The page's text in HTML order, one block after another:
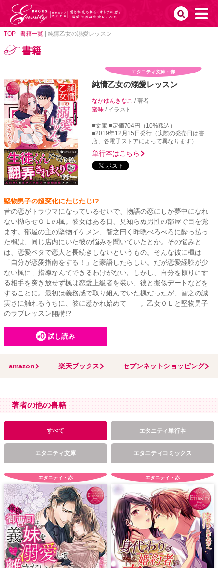
TOP 書籍一覧 純情乙女の溺愛レッスン
書籍
エタニティ文庫・赤
純情乙女の溺愛レッスン
なかゆんきなこ/ 著者
蜜味 / イラスト
■文庫 ■定価704円（10%税込）
■2019年12月15日発行（実際の発売日は書
店、各電子ストアによって異なります）
単行本はこちら
堅物男子の超変化にたじたじ!?
昔の恋がトラウマになっているせいで、物語の恋にしか夢中になれ
ない拗らせＯＬの楓。彼女はある日、見知らぬ男性の部屋で目を覚
ます。部屋の主の堅物イケメン、智之曰く昨晩べろべろに酔っ払っ
た楓は、同じ店内にいた彼の悩みを聞いていたとか。その悩みと
は、恋愛ベタで恋人と長続きしないというもの。そんな彼に楓は
「自分が恋愛指南をする！」と豪語したらしい。だが恋愛経験が少
ない楓に、指導なんてできるわけがない。しかし、自分を頼りにす
る相手を突き放せず楓は恋愛上級者を装い、彼と擬似デートなどを
することに。最初は義務感で取り組んでいた楓だったが、智之の誠
実さに触れるうちに、彼に惹かれ始めて――。乙女ＯＬと堅物男子
のラブレッスン開講!?
試し読み
amazon 楽天ブックス セブンネットショッピング
著者の他の書籍
すべて エタニティ単行本
エタニティ文庫 エタニティコミックス
エタニティ・赤 エタニティ・赤